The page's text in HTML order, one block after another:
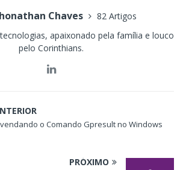
Chaves
82 Artigos
apaixonado pela família e louco
pelo Corinthians.
o Comando Gpresult no Windows
PRÓXIMO